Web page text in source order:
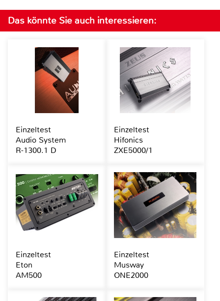
Das könnte Sie auch interessieren:
Einzeltest
Audio System
R-1300.1 D
Einzeltest
Hifonics
ZXE5000/1
Einzeltest
Eton
AM500
Einzeltest
Musway
ONE2000